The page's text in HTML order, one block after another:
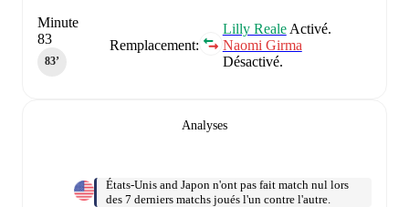
Remplacement:
Lilly RealeActivé.
Naomi Girma
Désactivé.
Minute
83
83‎’‎
Analyses
États-Unis and Japon n'ont pas fait match nul lors
des 7 derniers matchs joués l'un contre l'autre.